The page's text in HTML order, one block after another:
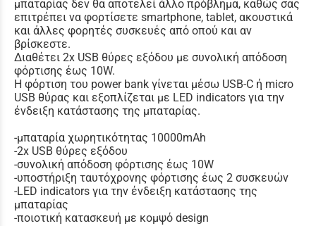
μπαταρίας δεν θα αποτελεί άλλο πρόβλημα, καθώς σας
επιτρέπει να φορτίσετε smartphone, tablet, ακουστικά
και άλλες φορητές συσκευές από οπού και αν
βρίσκεστε.
Διαθέτει 2x USB θύρες εξόδου με συνολική απόδοση
φόρτισης έως 10W.
Η φόρτιση του power bank γίνεται μέσω USB-C ή micro
USB θύρας και εξοπλίζεται με LED indicators για την
ένδειξη κατάστασης της μπαταρίας.
-μπαταρία χωρητικότητας 10000mAh
-2x USB θύρες εξόδου
-συνολική απόδοση φόρτισης έως 10W
-υποστήριξη ταυτόχρονης φόρτισης έως 2 συσκευών
-LED indicators για την ένδειξη κατάστασης της
μπαταρίας
-ποιοτική κατασκευή με κομψό design